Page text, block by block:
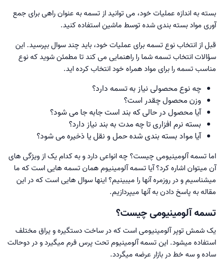
بسته به اندازه عملیات خود، می توانید از تسمه به عنوان راهی برای جمع
آوری مواد بسته بندی شده توسط ماشین استفاده کنید.
قبل از انتخاب نوع تسمه برای عملیات خود، باید چند سوال بپرسید. این
سؤالات انتخاب تسمه شما را راهنمایی می کند تا مطمئن شوید که نوع
مناسب تسمه را برای مواد همراه خود انتخاب کرده اید.
چه نوع محصولی نیاز به تسمه دارد؟
وزن محصول چقدر است؟
آیا محصول در حالی که بند است جابه جا می شود؟
بسته نرم افزاری تا چه مدت به بند نیاز دارد؟
آیا مواد بسته بندی شده حمل و نقل یا ذخیره می شود؟
اما تسمه آلومینیومی چیست؟ چه انواعی دارد و به کدام یک از ویژگی های
آن میتوان اشاره کرد؟ آیا تسمه آلومینیوم همان تسمه هایی است که ما
میشناسیم و در روزمره آنها را میبینیم؟ اینها سوال هایی است که در این
مقاله به پاسخ دادن به آنها میپردازیم.
تسمه آلومینیومی چیست؟
یک شمش توپر آلومینیومی است که در ساخت دستگیره و یراق مختلف
استفاده میشود. این تسمه آلومینیوم تحت پرس فرم میگیرد و در دوحالت
ساده و سه خط در بازار عرضه میگردد.